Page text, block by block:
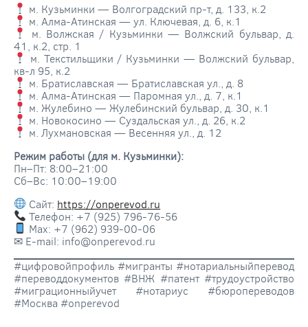
м. Кузьминки — Волгоградский пр-т, д. 133, к.2
м. Алма-Атинская — ул. Ключевая, д. 6, к.1
м. Волжская / Кузьминки — Волжский бульвар, д.
41, к.2, стр. 1
м. Текстильщики / Кузьминки — Волжский бульвар,
кв-л 95, к.2
м. Братиславская — Братиславская ул., д. 8
м. Алма-Атинская — Паромная ул., д. 7, к.1
м. Жулебино — Жулебинский бульвар, д. 30, к.1
м. Новокосино — Суздальская ул., д. 26, к.2
м. Лухмановская — Весенняя ул., д. 12
Режим работы (для м. Кузьминки):
Пн–Пт: 8:00–21:00
Сб–Вс: 10:00–19:00
Сайт: https://onperevod.ru
Телефон: +7 (925) 796-76-56
Max: +7 (962) 939-00-06
✉ E-mail: info@onperevod.ru
#цифровойпрофиль #мигранты #нотариальныйперевод
#переводдокументов #ВНЖ #патент #трудоустройство
#миграционныйучет #нотариус #бюропереводов
#Москва #onperevod